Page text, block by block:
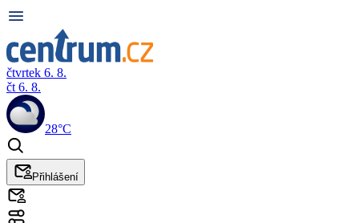
čtvrtek 6. 8.
čt 6. 8.
28°C
Přihlášení